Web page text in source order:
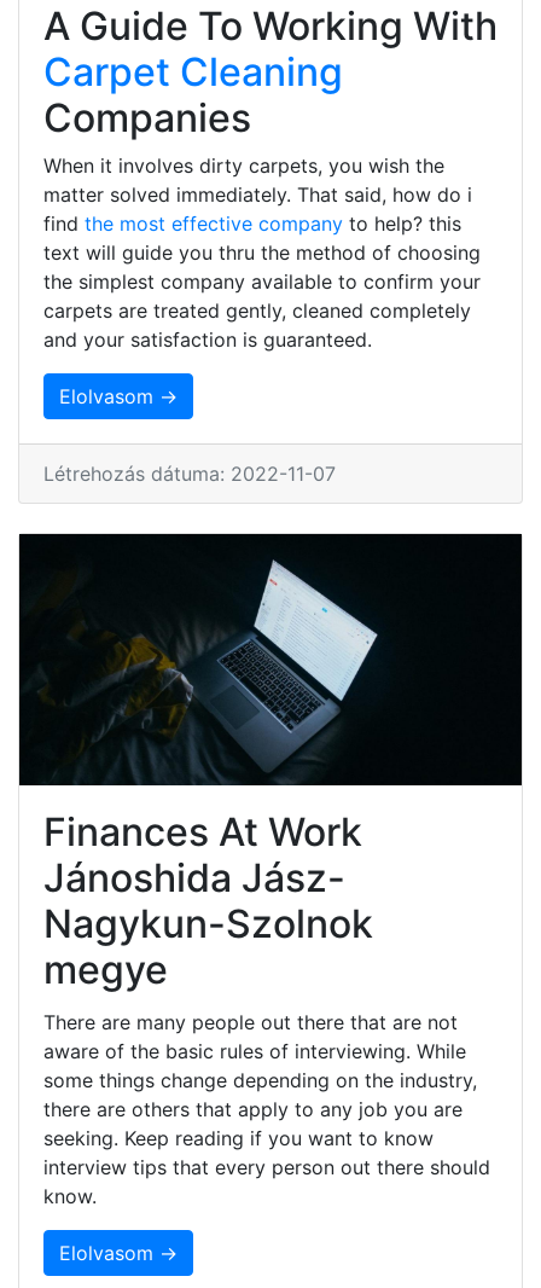
A Guide To Working With
Carpet Cleaning
Companies
When it involves dirty carpets, you wish the
matter solved immediately. That said, how do i
find the most effective company to help? this
text will guide you thru the method of choosing
the simplest company available to confirm your
carpets are treated gently, cleaned completely
and your satisfaction is guaranteed.
Elolvasom →
Létrehozás dátuma: 2022-11-07
Finances At Work
Jánoshida Jász-
Nagykun-Szolnok
megye
There are many people out there that are not
aware of the basic rules of interviewing. While
some things change depending on the industry,
there are others that apply to any job you are
seeking. Keep reading if you want to know
interview tips that every person out there should
know.
Elolvasom →